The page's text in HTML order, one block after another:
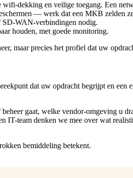
dekking en veilige toegang. Een
— werk dat een MKB zelden
SD-WAN-verbindingen nodig.
houden, met goede monitoring.
maar precies het profiel dat uw
dat uw opdracht begrijpt en een
gaat, welke vendor-omgeving u
team denken we mee over wat
bemiddeling betekent.